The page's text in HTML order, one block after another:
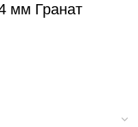
мм Гранат